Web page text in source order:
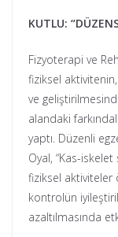
KUTLU:
Fizyoterapi ve
fiziksel
ve
alandaki
yaptı. Düzenli
Oyal, “Kas-
fiziksel aktiviteler
kontrolün
azaltılmasında